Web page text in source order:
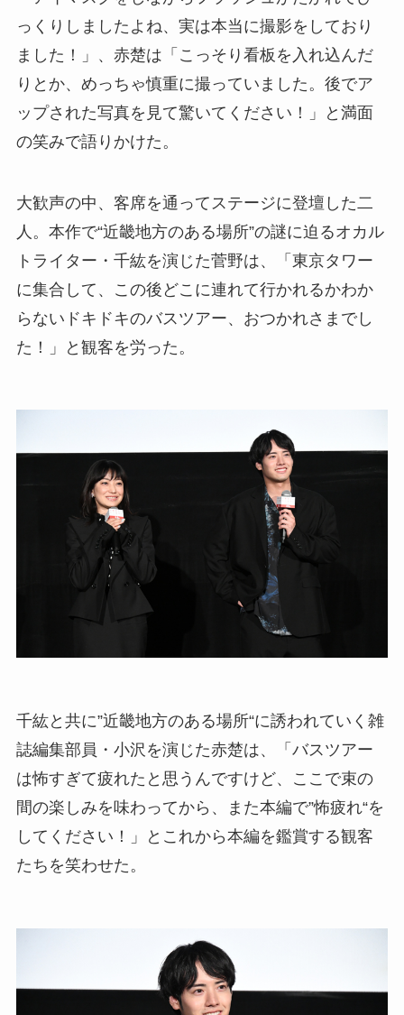
っくりしましたよね、実は本当に撮影をしており
ました！」、赤楚は「こっそり看板を入れ込んだ
りとか、めっちゃ慎重に撮っていました。後でア
ップされた写真を見て驚いてください！」と満面
の笑みで語りかけた。
大歓声の中、客席を通ってステージに登壇した二
人。本作で“近畿地方のある場所”の謎に迫るオカル
トライター・千紘を演じた菅野は、「東京タワー
に集合して、この後どこに連れて行かれるかわか
らないドキドキのバスツアー、おつかれさまでし
た！」と観客を労った。
千紘と共に”近畿地方のある場所“に誘われていく雑
誌編集部員・小沢を演じた赤楚は、「バスツアー
は怖すぎて疲れたと思うんですけど、ここで束の
間の楽しみを味わってから、また本編で”怖疲れ“を
してください！」とこれから本編を鑑賞する観客
たちを笑わせた。